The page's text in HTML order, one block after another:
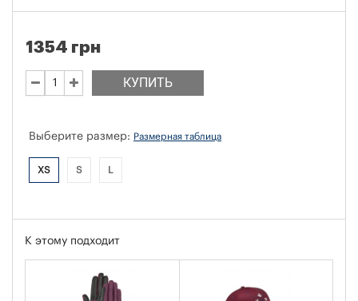
КУПИТЬ
1354 грн
Выберите размер: Размерная таблица
XS S L
К этому подходит